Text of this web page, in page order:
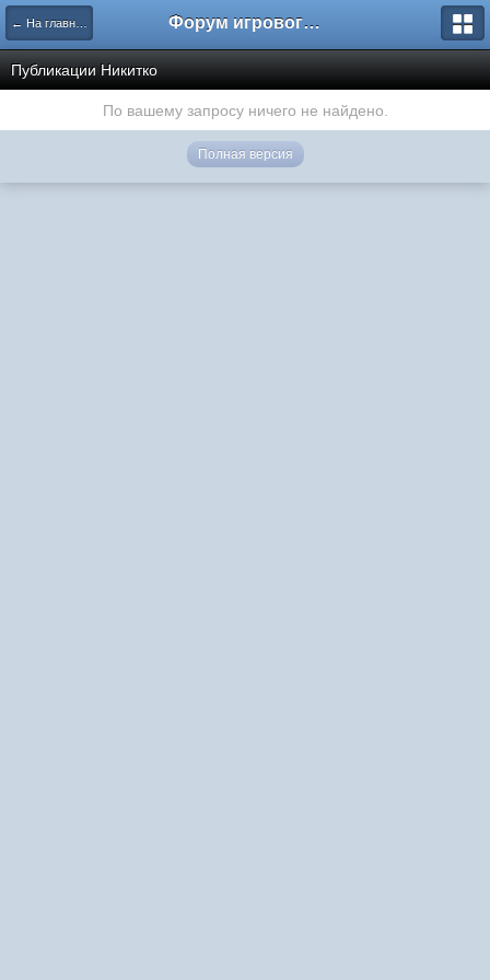
← На главную Форум игрового проекта Riverrise
Публикации Никитко
По вашему запросу ничего не найдено.
Полная версия